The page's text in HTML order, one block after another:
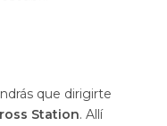
que dirigirte
Station. Allí